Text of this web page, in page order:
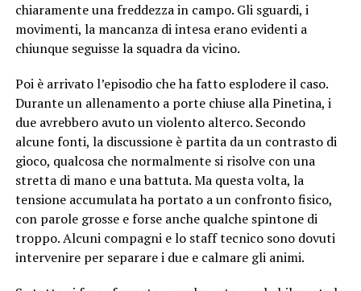
chiaramente una freddezza in campo. Gli sguardi, i
movimenti, la mancanza di intesa erano evidenti a
chiunque seguisse la squadra da vicino.
Poi è arrivato l’episodio che ha fatto esplodere il caso.
Durante un allenamento a porte chiuse alla Pinetina, i
due avrebbero avuto un violento alterco. Secondo
alcune fonti, la discussione è partita da un contrasto di
gioco, qualcosa che normalmente si risolve con una
stretta di mano e una battuta. Ma questa volta, la
tensione accumulata ha portato a un confronto fisico,
con parole grosse e forse anche qualche spintone di
troppo. Alcuni compagni e lo staff tecnico sono dovuti
intervenire per separare i due e calmare gli animi.